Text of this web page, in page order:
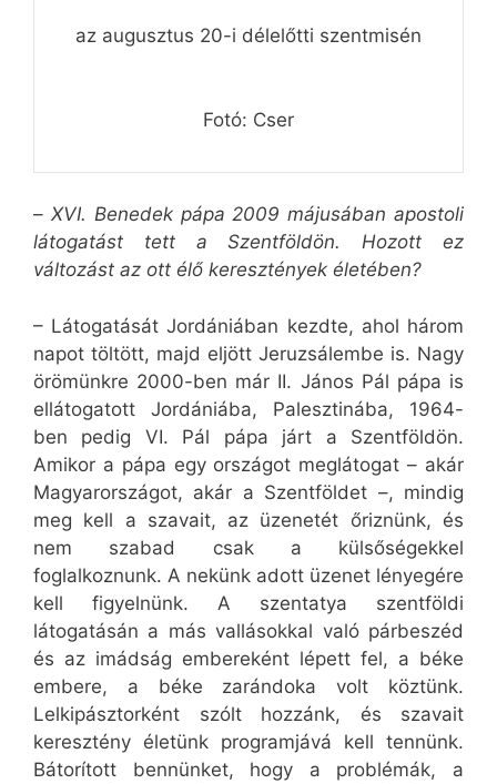
az augusztus 20-i délelőtti szentmisén
Fotó: Cser
– XVI. Benedek pápa 2009 májusában apostoli
látogatást tett a Szentföldön. Hozott ez
változást az ott élő keresztények életében?
– Látogatását Jordániában kezdte, ahol három
napot töltött, majd eljött Jeruzsálembe is. Nagy
örömünkre 2000-ben már II. János Pál pápa is
ellátogatott Jordániába, Palesztinába, 1964-
ben pedig VI. Pál pápa járt a Szentföldön.
Amikor a pápa egy országot meglátogat – akár
Magyarországot, akár a Szentföldet –, mindig
meg kell a szavait, az üzenetét őriznünk, és
nem szabad csak a külsőségekkel
foglalkoznunk. A nekünk adott üzenet lényegére
kell figyelnünk. A szentatya szentföldi
látogatásán a más vallásokkal való párbeszéd
és az imádság embereként lépett fel, a béke
embere, a béke zarándoka volt köztünk.
Lelkipásztorként szólt hozzánk, és szavait
keresztény életünk programjává kell tennünk.
Bátorított bennünket, hogy a problémák, a